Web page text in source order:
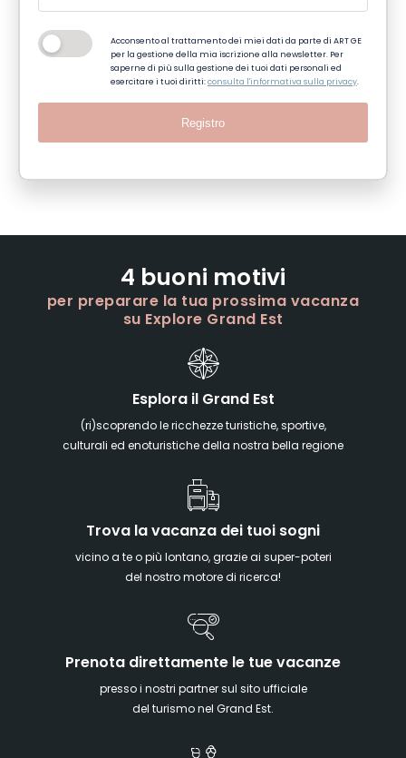
Acconsento al trattamento dei miei dati da parte di ART GE
per la gestione della mia iscrizione alla newsletter. Per
saperne di più sulla gestione dei tuoi dati personali ed
esercitare i tuoi diritti:consulta l'informativa sulla privacy.
Registro
4 buoni motivi
per preparare la tua prossima vacanza
su Explore Grand Est
Esplora il Grand Est
(ri)scoprendo le ricchezze turistiche, sportive,
culturali ed enoturistiche della nostra bella regione
Trova la vacanza dei tuoi sogni
vicino a te o più lontano, grazie ai super-poteri
del nostro motore di ricerca!
Prenota direttamente le tue vacanze
presso i nostri partner sul sito ufficiale
del turismo nel Grand Est.